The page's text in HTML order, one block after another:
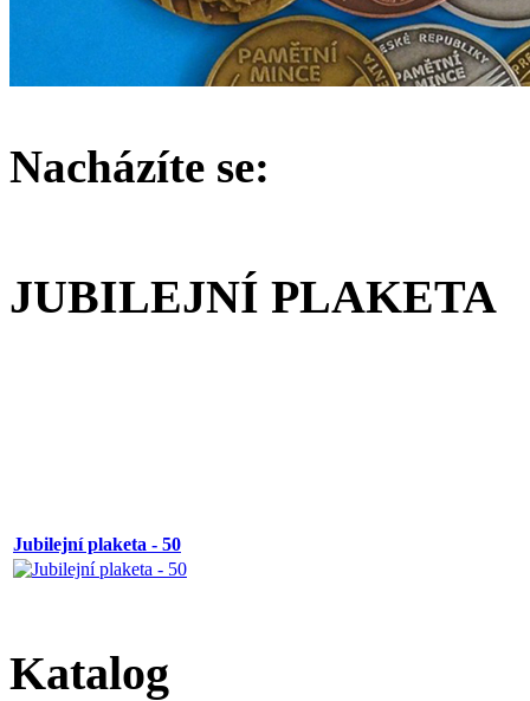
Nacházíte se:
JUBILEJNÍ PLAKETA
Jubilejní plaketa - 50
Katalog